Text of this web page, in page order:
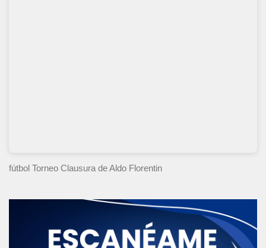
fútbol Torneo Clausura de Aldo Florentin